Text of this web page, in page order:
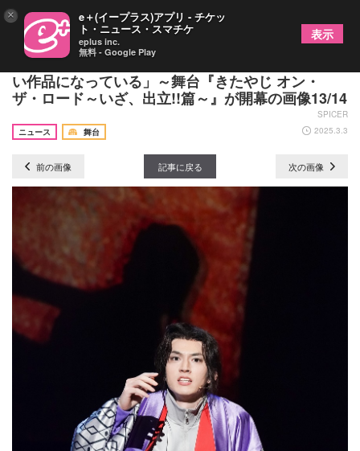
中川大輔・牧島 輝・和田雅成「ストレートに面白
い作品になっている」～舞台『きたやじ オン・
ザ・ロード～いざ、出立!!篇～』が開幕の画像13/14
SPICER
ニュース
舞台 2025.3.3
前の画像 記事に戻る 次の画像
× e＋(イープラス)アプリ - チケッ
ト・ニュース・スマチケ
eplus inc.
無料 - Google Play
表示